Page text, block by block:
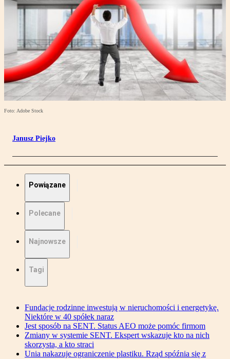
Foto: Adobe Stock
Janusz Piejko
Powiązane
Polecane
Najnowsze
Tagi
Fundacje rodzinne inwestują w nieruchomości i energetykę.
Niektóre w 40 spółek naraz
Jest sposób na SENT. Status AEO może pomóc firmom
Zmiany w systemie SENT. Ekspert wskazuje kto na nich
skorzysta, a kto straci
Unia nakazuje ograniczenie plastiku. Rząd spóźnia się z